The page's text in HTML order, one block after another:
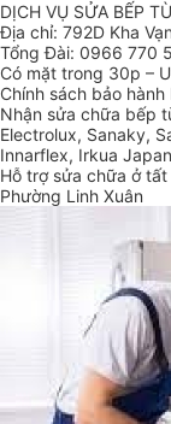
DỊCH VỤ SỬA BẾP
Địa chỉ: 792D Kha
Tổng Đài: 0966 770
Có mặt trong 30p –
Chính sách bảo
Nhận sửa chữa bếp
Electrolux, Sanaky,
Innarflex, Irkua
Hỗ trợ sửa chữa ở
Phường Linh Xuân